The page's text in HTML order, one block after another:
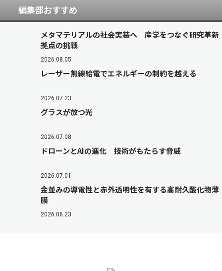
編集部おすすめ
メタマテリアルの社会実装へ 産学をつなぐ研究革新
拠点の挑戦
2026.08.05
レーザー無線給電でエネルギーの制約を越える
2026.07.23
グラスが放つ光
2026.07.08
ドローンとAIの進化 技術がもたらす脅威
2026.07.01
金並みの導電性と赤外透明性を有する高耐久酸化物薄
膜
2026.06.23